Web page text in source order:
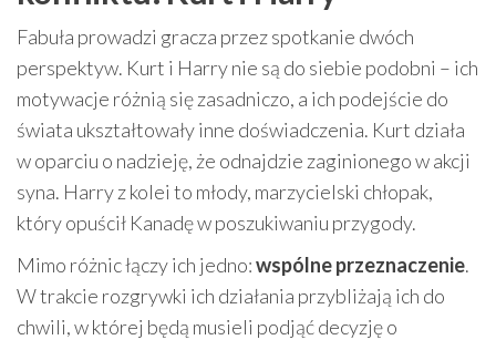
Fabuła prowadzi gracza przez spotkanie dwóch
perspektyw. Kurt i Harry nie są do siebie podobni – ich
motywacje różnią się zasadniczo, a ich podejście do
świata ukształtowały inne doświadczenia. Kurt działa
w oparciu o nadzieję, że odnajdzie zaginionego w akcji
syna. Harry z kolei to młody, marzycielski chłopak,
który opuścił Kanadę w poszukiwaniu przygody.
Mimo różnic łączy ich jedno:wspólne przeznaczenie.
W trakcie rozgrywki ich działania przybliżają ich do
chwili, w której będą musieli podjąć decyzję o